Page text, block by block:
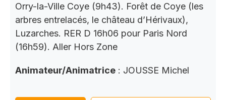
Orry-la-Ville Coye (9h43). Forêt de Coye (les
arbres entrelacés, le château d’Hérivaux),
Luzarches. RER D 16h06 pour Paris Nord
(16h59). Aller Hors Zone
Animateur/Animatrice : JOUSSE Michel